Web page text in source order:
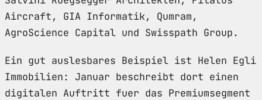
Aircraft, GIA Informatik, Qumram,
AgroScience Capital und Swisspath Group.
Ein gut auslesbares Beispiel ist Helen Egli
Immobilien: Januar beschreibt dort einen
digitalen Auftritt fuer das Premiumsegment